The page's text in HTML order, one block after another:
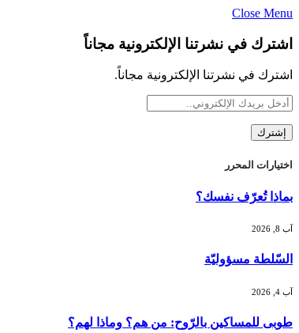
Close Menu
اشترك في نشرتنا الإلكترونية مجاناً
اشترك في نشرتنا الإلكترونية مجاناً.
اختيارات المحرر
بماذا تُعرّف نفسك؟
آب 8, 2026
السّلطة مسؤوليّة
آب 4, 2026
طوبى للمساكين بالرّوح: من هم؟ وماذا لهم؟